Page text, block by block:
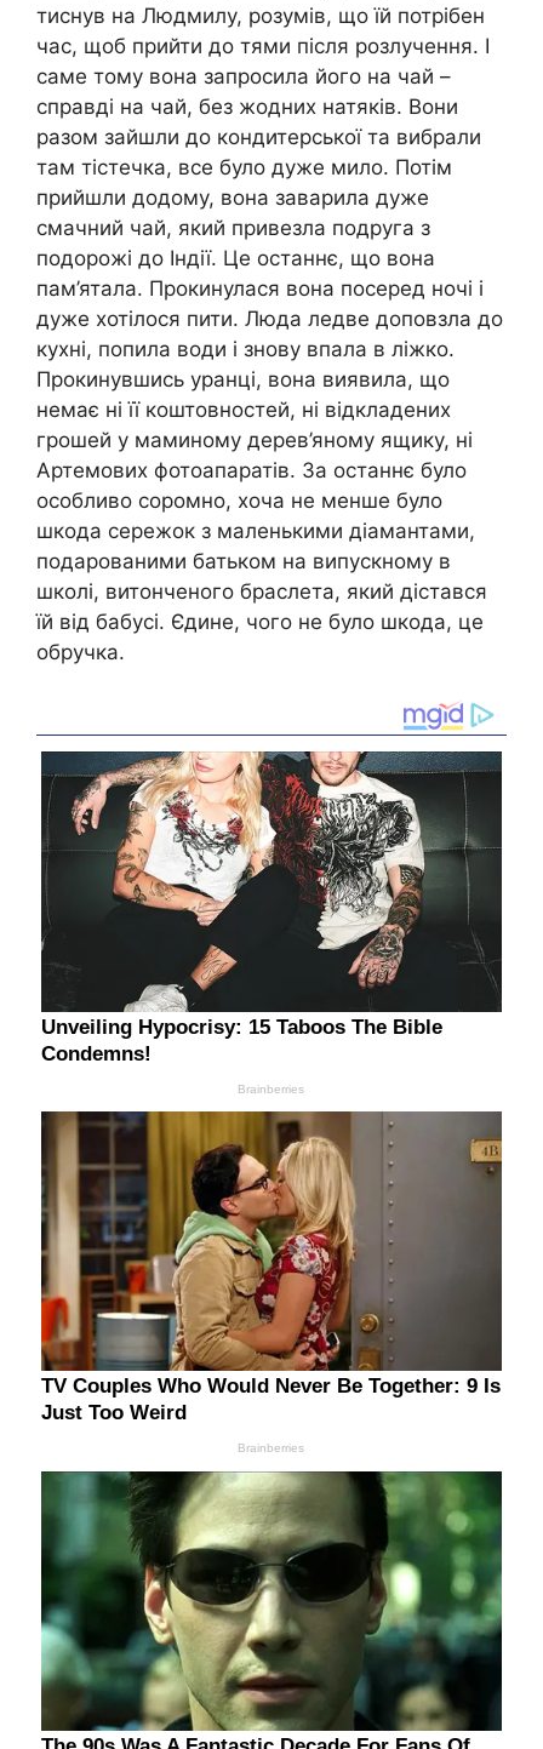
тиснув на Людмилу, розумів, що їй потрібен
час, щоб прийти до тями після розлучення. І
саме тому вона запросила його на чай –
справді на чай, без жодних натяків. Вони
разом зайшли до кондитерської та вибрали
там тістечка, все було дуже мило. Потім
прийшли додому, вона заварила дуже
смачний чай, який привезла подруга з
подорожі до Індії. Це останнє, що вона
пам’ятала. Прокинулася вона посеред ночі і
дуже хотілося пити. Люда ледве доповзла до
кухні, попила води і знову впала в ліжко.
Прокинувшись уранці, вона виявила, що
немає ні її коштовностей, ні відкладених
грошей у маминому дерев’яному ящику, ні
Артемових фотоапаратів. За останнє було
особливо соромно, хоча не менше було
шкода сережок з маленькими діамантами,
подарованими батьком на випускному в
школі, витонченого браслета, який дістався
їй від бабусі. Єдине, чого не було шкода, це
обручка.